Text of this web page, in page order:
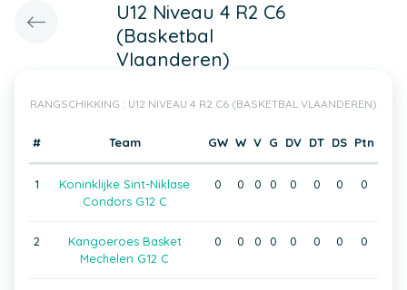
U12 Niveau 4 R2 C6
(Basketbal
Vlaanderen)
RANGSCHIKKING : U12 NIVEAU 4 R2 C6 (BASKETBAL VLAANDEREN)
# Team GW W V G DV DT DS Ptn
1
Koninklijke Sint-Niklase
Condors G12 C
0 0 0 0 0 0 0 0
2
Kangoeroes Basket
Mechelen G12 C
0 0 0 0 0 0 0 0